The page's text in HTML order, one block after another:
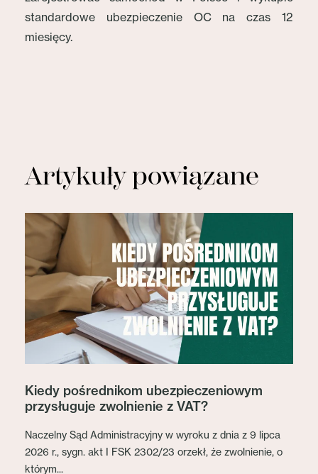
standardowe ubezpieczenie OC na czas 12
miesięcy.
Artykuły powiązane
Kiedy pośrednikom ubezpieczeniowym
przysługuje zwolnienie z VAT?
Naczelny Sąd Administracyjny w wyroku z dnia z 9 lipca
2026 r., sygn. akt I FSK 2302/23 orzekł, że zwolnienie, o
którym...